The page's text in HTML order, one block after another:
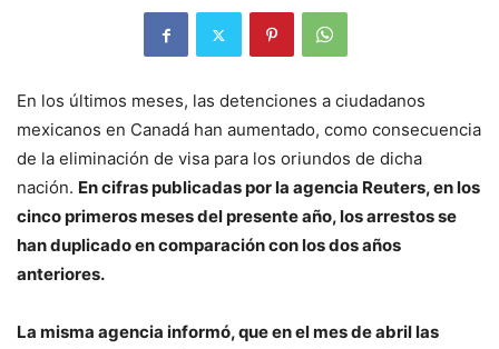
En los últimos meses, las detenciones a ciudadanos
mexicanos en Canadá han aumentado, como consecuencia
de la eliminación de visa para los oriundos de dicha
nación. En cifras publicadas por la agencia Reuters, en los
cinco primeros meses del presente año, los arrestos se
han duplicado en comparación con los dos años
anteriores.
La misma agencia informó, que en el mes de abril las